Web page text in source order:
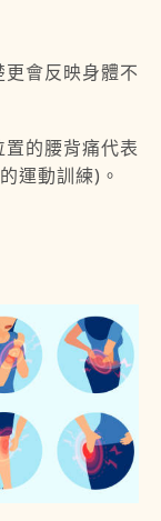
會反映身體不
的腰背痛代表
運動訓練)。